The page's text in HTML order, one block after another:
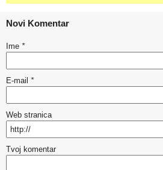
Novi Komentar
Ime *
E-mail *
Web stranica
Tvoj komentar